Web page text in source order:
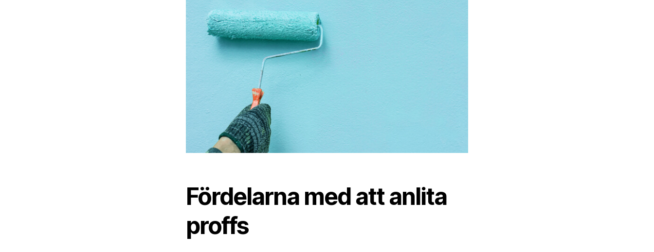
Fördelarna med att anlita
proffs